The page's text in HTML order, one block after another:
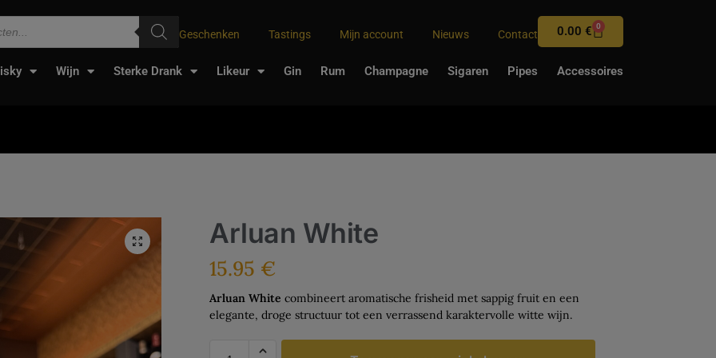
Geschenken Tastings Mijn account Nieuws Contact 0.00€ 0
Wijn Sterke Drank Likeur Gin Rum Champagne Sigaren Pipes Accessoires
Arluan White
15.95 €
Arluan White combineert aromatische frisheid met sappig fruit en een
elegante, droge structuur tot een verrassend karaktervolle witte wijn.